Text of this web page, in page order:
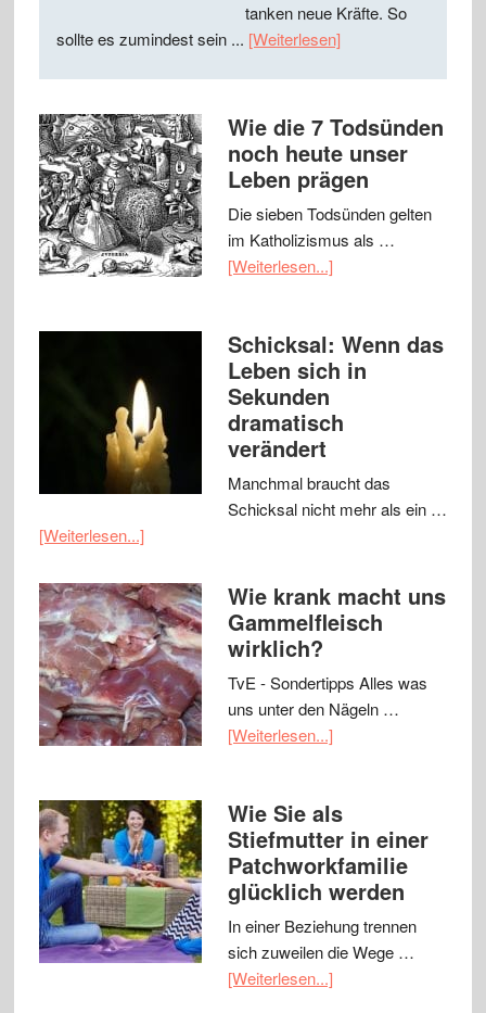
tanken neue Kräfte. So
sollte es zumindest sein ... [Weiterlesen]
Wie die 7 Todsünden
noch heute unser
Leben prägen
Die sieben Todsünden gelten
im Katholizismus als …
[Weiterlesen...]
Schicksal: Wenn das
Leben sich in
Sekunden
dramatisch
verändert
Manchmal braucht das
Schicksal nicht mehr als ein …
[Weiterlesen...]
Wie krank macht uns
Gammelfleisch
wirklich?
TvE - Sondertipps Alles was
uns unter den Nägeln …
[Weiterlesen...]
Wie Sie als
Stiefmutter in einer
Patchworkfamilie
glücklich werden
In einer Beziehung trennen
sich zuweilen die Wege …
[Weiterlesen...]